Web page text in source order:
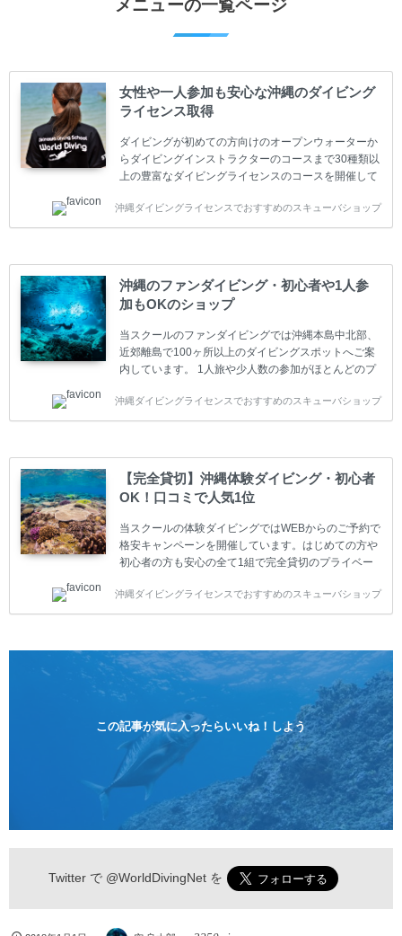
メニューの一覧ページ
女性や一人参加も安心な沖縄のダイビング
ライセンス取得
ダイビングが初めての方向けのオープンウォーターか
らダイビングインストラクターのコースまで30種類以
上の豊富なダイビングライセンスのコースを開催して
(TEC)のコースもご用意しています。 当スクールを受
講するお客様は一人参加などの少人数のご参加が最も
は年間を通じてキャンペーンを行っています。 ベーシ
ックダイバー(Cカード) 1日間+eラーニング 最安値キ
ャンペーン ￥22800(税込) ￥16800(税込) 器材 / 送
迎 / 保険 / 全て込み ダイビング...
沖縄ダイビングライセンスでおすすめのスキューバショップ
沖縄のファンダイビング・初心者や1人参
加もOKのショップ
当スクールのファンダイビングでは沖縄本島中北部、
近郊離島で100ヶ所以上のダイビングスポットへご案
内しています。 1人旅や少人数の参加がほとんどのプ
の方も安心して楽しめるようにリフレッシュダイビン
グコースもご用意しています。お1人様も初心者の方
ーター様はファンダイビングの全てのコース費が
10%OFF、フル器材レンタルが50%OFFになります。
沖縄本島周辺ビーチ・ファンダイビング ￥13800(税
込)【 2ビーチ 】 ウエイト / タンク / 送迎...
沖縄ダイビングライセンスでおすすめのスキューバショップ
【完全貸切】沖縄体験ダイビング・初心者
OK！口コミで人気1位
当スクールの体験ダイビングではWEBからのご予約で
格安キャンペーンを開催しています。はじめての方や
初心者の方も安心の全て1組で完全貸切のプライベー
1人様から気軽にご参加ください。 全てのコースで高
画質の記念撮影&水中撮影付きです。初心者の方やダ
ンペーン！！￥16800 ￥11800(税込) 器材 / 送迎 / 保
険 / 全て込み ダイビングがはじめての方や初心者でも
気軽に体験できる半日のコース。沖縄本島のビーチか
らのんびりダイビングを楽しめます...
沖縄ダイビングライセンスでおすすめのスキューバショップ
この記事が気に入ったらいいね！しよう
Twitter で @WorldDivingNetを